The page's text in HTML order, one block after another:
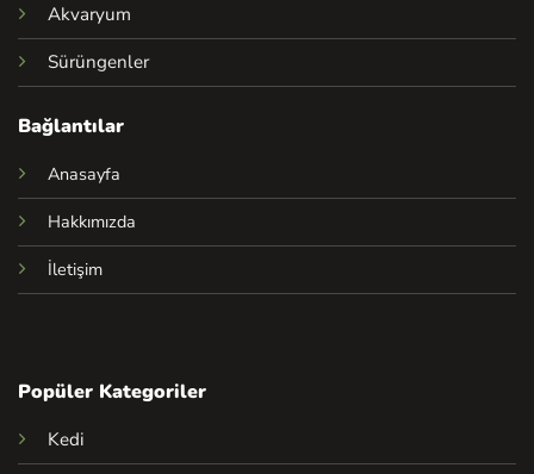
Akvaryum
Sürüngenler
Bağlantılar
Anasayfa
Hakkımızda
İletişim
Popüler Kategoriler
Kedi